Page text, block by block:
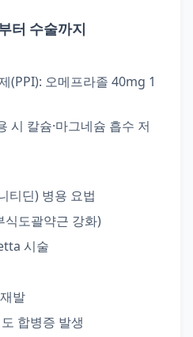
터 수술까지
(PPI): 오메프라졸 40mg 1
시 칼슘·마그네슘 흡수 저
티딘) 병용 요법
식도괄약근 강화)
시술
발
합병증 발생